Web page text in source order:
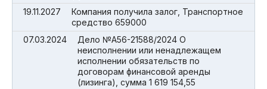
19.11.2027
Компания получила залог, Транспортное
средство 659000
07.03.2024
Дело №А56-21588/2024 О
неисполнении или ненадлежащем
исполнении обязательств по
договорам финансовой аренды
(лизинга), сумма 1 619 154,55